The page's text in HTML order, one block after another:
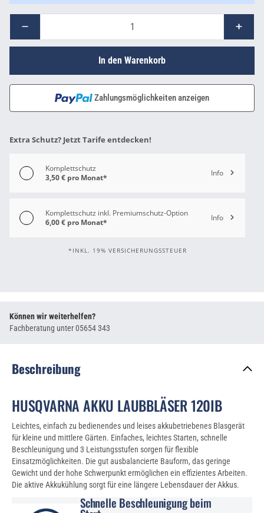
In den Warenkorb
Zahlungsmöglichkeiten anzeigen
Extra Schutz? Jetzt Tarife entdecken!
Komplettschutz
3,50 € pro Monat*
Info
Komplettschutz inkl. Premiumschutz-Option
6,00 € pro Monat*
Info
*INKL. 19% VERSICHERUNGSSTEUER
Können wir weiterhelfen?
Fachberatung unter05654 343
Beschreibung
HUSQVARNA AKKU LAUBBLÄSER 120IB
Leichtes, einfach zu bedienendes und leises akkubetriebenes Blasgerät
für kleine und mittlere Gärten. Einfaches, leichtes Starten, schnelle
Beschleunigung und 3 Leistungsstufen sorgen für flexible
Einsatzmöglichkeiten. Die gut ausbalancierte Bauform, das geringe
Gewicht und der hohe Schwerpunkt ermöglichen ein effizientes Arbeiten.
Die aktive Akkukühlung sorgt für eine längere Lebensdauer der Akkus.
Schnelle Beschleunigung beim